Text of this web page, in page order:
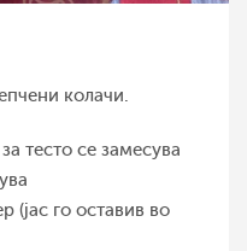
колачи.
тесто се замесува
(јас го оставив во